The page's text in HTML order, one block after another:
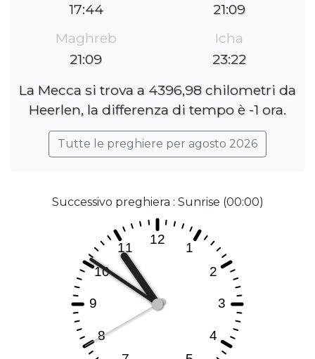
17:44
21:09
Maghreb
21:09
Icha
23:22
La Mecca si trova a 4396,98 chilometri da
Heerlen, la differenza di tempo è -1 ora.
Tutte le preghiere per agosto 2026
Successivo preghiera : Sunrise (00:00)